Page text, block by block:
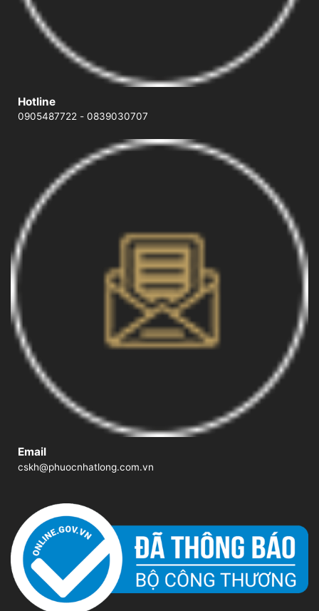
Hotline
0905487722 - 0839030707
Email
cskh@phuocnhatlong.com.vn